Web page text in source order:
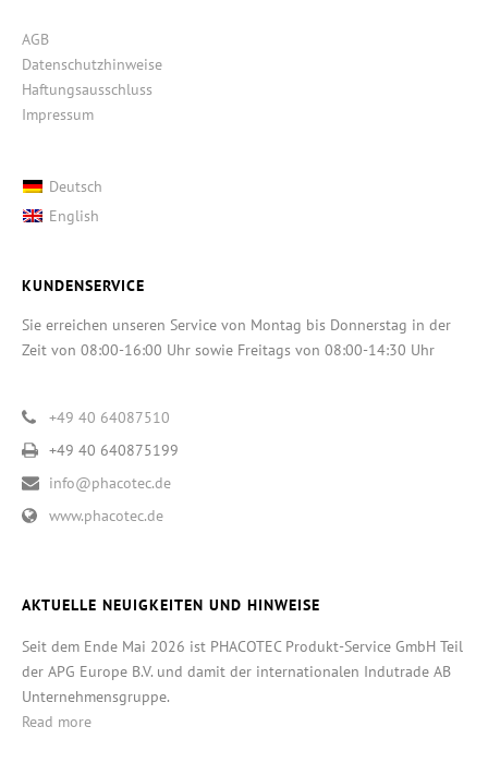
AGB
Datenschutzhinweise
Haftungsausschluss
Impressum
Deutsch
English
KUNDENSERVICE
Sie erreichen unseren Service von Montag bis Donnerstag in der
Zeit von 08:00-16:00 Uhr sowie Freitags von 08:00-14:30 Uhr
+49 40 64087510
+49 40 640875199
info@phacotec.de
www.phacotec.de
AKTUELLE NEUIGKEITEN UND HINWEISE
Seit dem Ende Mai 2026 ist PHACOTEC Produkt-Service GmbH Teil
der APG Europe B.V. und damit der internationalen Indutrade AB
Unternehmensgruppe.
Read more